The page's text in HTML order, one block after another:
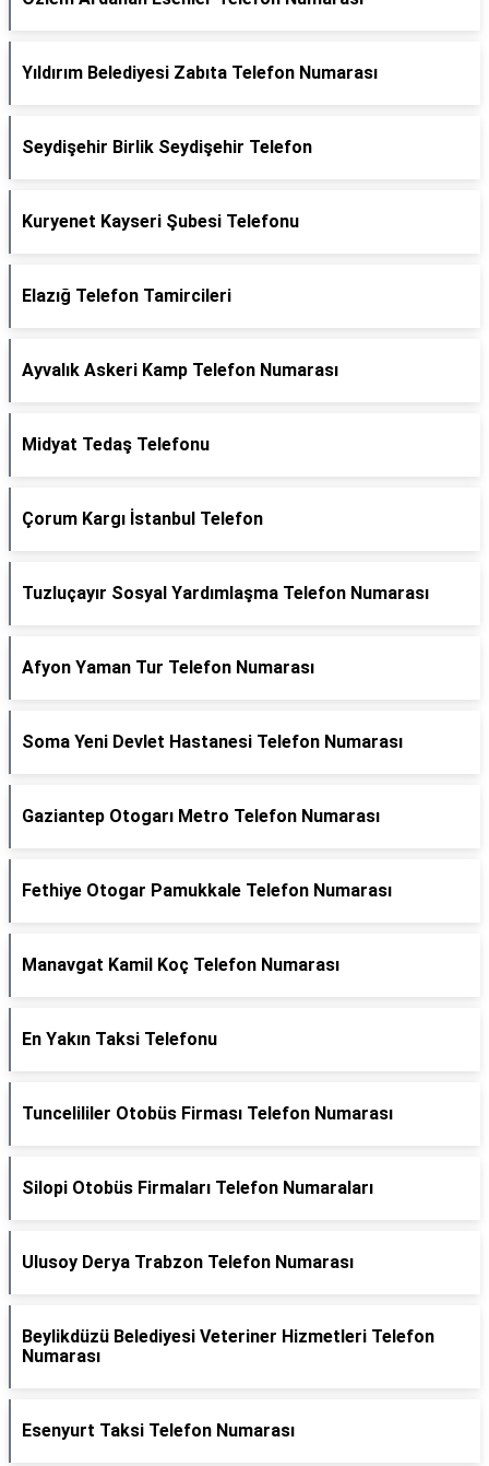
Yıldırım Belediyesi Zabıta Telefon Numarası
Seydişehir Birlik Seydişehir Telefon
Kuryenet Kayseri Şubesi Telefonu
Elazığ Telefon Tamircileri
Ayvalık Askeri Kamp Telefon Numarası
Midyat Tedaş Telefonu
Çorum Kargı İstanbul Telefon
Tuzluçayır Sosyal Yardımlaşma Telefon Numarası
Afyon Yaman Tur Telefon Numarası
Soma Yeni Devlet Hastanesi Telefon Numarası
Gaziantep Otogarı Metro Telefon Numarası
Fethiye Otogar Pamukkale Telefon Numarası
Manavgat Kamil Koç Telefon Numarası
En Yakın Taksi Telefonu
Tuncelililer Otobüs Firması Telefon Numarası
Silopi Otobüs Firmaları Telefon Numaraları
Ulusoy Derya Trabzon Telefon Numarası
Beylikdüzü Belediyesi Veteriner Hizmetleri Telefon
Numarası
Esenyurt Taksi Telefon Numarası